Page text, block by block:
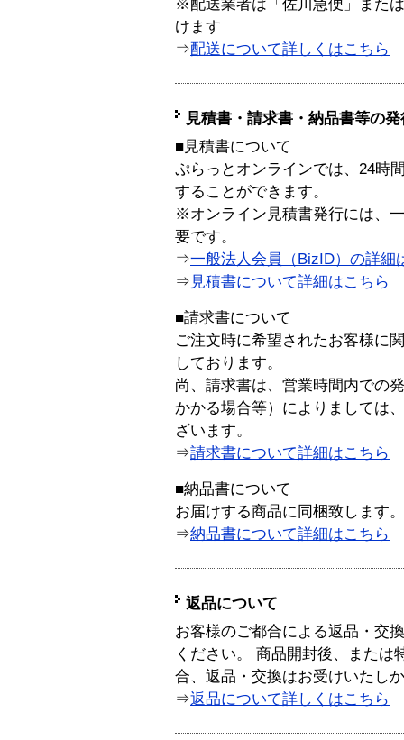
※配送業者は「佐川急便」また
けます
⇒配送について詳しくはこちら
見積書・請求書・納品書等の
■見積書について
ぷらっとオンラインでは、24時
することができます。
※オンライン見積書発行には、
要です。
⇒一般法人会員（BizID）の詳細
⇒ 見積書について詳細はこちら
■請求書について
ご注文時に希望されたお客様に
しております。
尚、請求書は、営業時間内での
かかる場合等）によりましては
ざいます。
⇒請求書について詳細はこちら
■納品書について
お届けする商品に同梱致します。
⇒納品書について詳細はこちら
返品について
お客様のご都合による返品・交
ください。 商品開封後、または
合、返品・交換はお受けいたし
⇒返品について詳しくはこちら